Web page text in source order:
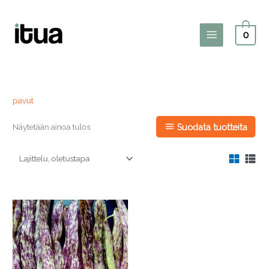
Main
0
pavut
Näytetään ainoa tulos Suodata tuotteita